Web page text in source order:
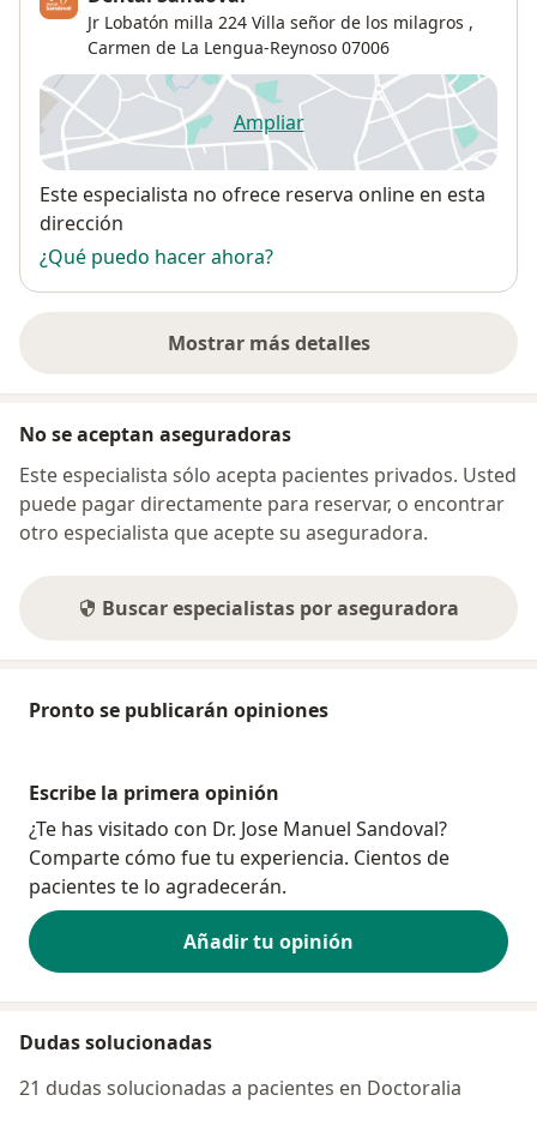
Jr Lobatón milla 224 Villa señor de los milagros ,
Carmen de La Lengua-Reynoso 07006
Ampliarse abre en una nueva
Disponibilidad
Este especialista no ofrece reserva online en esta
dirección
¿Qué puedo hacer ahora?
Mostrar más detalles
sobre la dirección
No se aceptan aseguradoras
Este especialista sólo acepta pacientes privados. Usted
puede pagar directamente para reservar, o encontrar
otro especialista que acepte su aseguradora.
Buscar especialistas por aseguradora
Pronto se publicarán opiniones
Escribe la primera opinión
¿Te has visitado con Dr. Jose Manuel Sandoval?
Comparte cómo fue tu experiencia. Cientos de
pacientes te lo agradecerán.
Añadir tu opinión
Dudas solucionadas
21 dudas solucionadas a pacientes en Doctoralia